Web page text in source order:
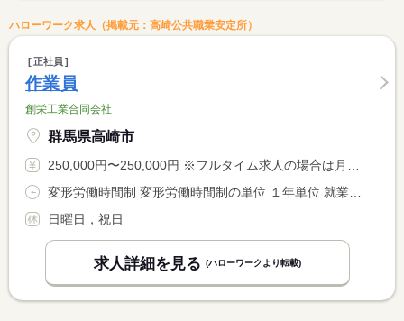
ハローワーク求人（掲載元：高崎公共職業安定所）
正社員
作業員
創栄工業合同会社
群馬県高崎市
250,000円〜250,000円 ※フルタイム求人の場合は月額（換算額）、パート求人の場合は時間額を表示しています。
日曜日，祝日
求人詳細を見る (ハローワークより転載)